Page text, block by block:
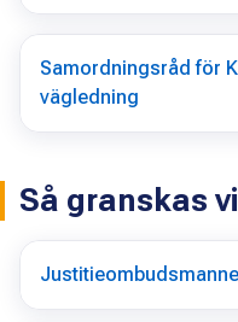
Samordningsråd för
vägledning
Så granskas vi